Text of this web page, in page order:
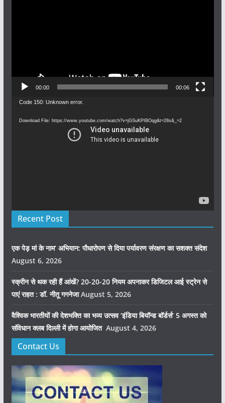
00:00 00:06
Video
Code 150: Unknown error.
Download File: https://www.youtube.com/watch?v=jGSuKPIBOqg&t=28s&_=2
Recent Post
एक पेड़ मां के नाम’ अभियान: पौधारोपण से दिया पर्यावरण संरक्षण का सशक्त संदेश
August 6, 2026
स्क्रीन से थक रही हैं आंखें? 20-20-20 नियम अपनाकर डिजिटल आई स्ट्रेन से
पाएं राहत : डॉ. नीतू गगनेजा August 5, 2026
वैश्विक भारतीयों की देशभक्ति का भव्य उत्सव ‘इंडिया बियॉन्ड बॉर्डर्स’ 5 अगस्त को
संविधान क्लब दिल्ली में होगा आयोजित August 4, 2026
Contact Us